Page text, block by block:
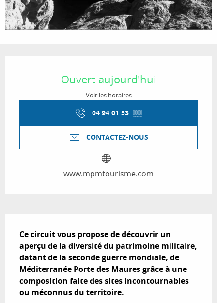
Ouvert aujourd'hui
Voir les horaires
04 94 01 53 ▒▒
CONTACTEZ-NOUS
www.mpmtourisme.com
Ce circuit vous propose de découvrir un
aperçu de la diversité du patrimoine militaire,
datant de la seconde guerre mondiale, de
Méditerranée Porte des Maures grâce à une
composition faite des sites incontournables
ou méconnus du territoire.